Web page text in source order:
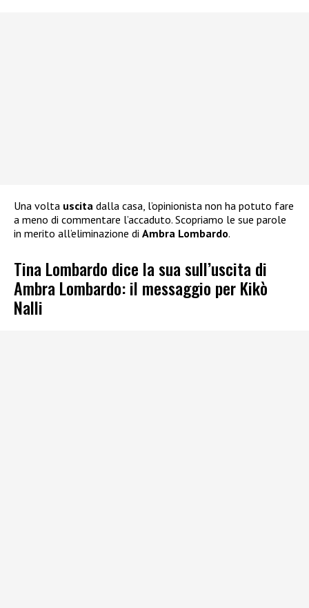
Una volta uscita dalla casa, l’opinionista non ha potuto fare
a meno di commentare l’accaduto. Scopriamo le sue parole
in merito all’eliminazione di Ambra Lombardo.
Tina Lombardo dice la sua sull’uscita di
Ambra Lombardo: il messaggio per Kikò
Nalli